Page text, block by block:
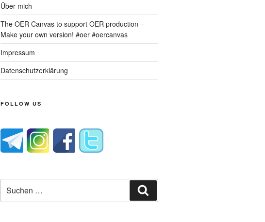
Über mich
The OER Canvas to support OER production –
Make your own version! #oer #oercanvas
Impressum
Datenschutzerklärung
FOLLOW US
nach: